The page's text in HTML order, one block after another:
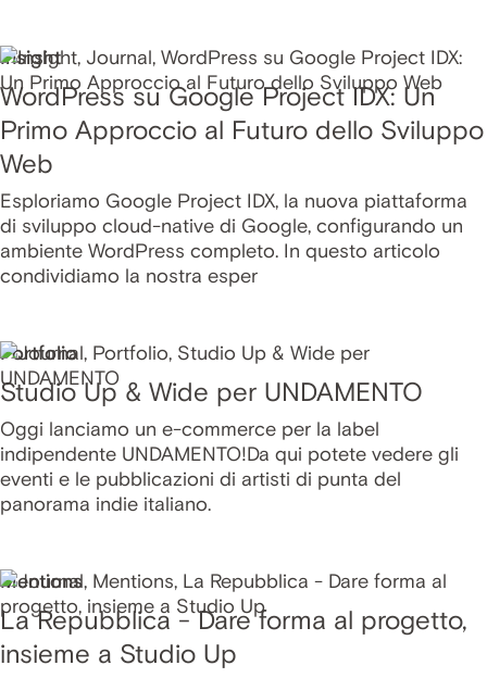
Insight
WordPress su Google Project IDX: Un
Primo Approccio al Futuro dello Sviluppo
Web
Esploriamo Google Project IDX, la nuova piattaforma
di sviluppo cloud-native di Google, configurando un
ambiente WordPress completo. In questo articolo
condividiamo la nostra esper
Portfolio
Studio Up & Wide per UNDAMENTO
Oggi lanciamo un e-commerce per la label
indipendente UNDAMENTO!Da qui potete vedere gli
eventi e le pubblicazioni di artisti di punta del
panorama indie italiano.
Mentions
La Repubblica - Dare forma al progetto,
insieme a Studio Up